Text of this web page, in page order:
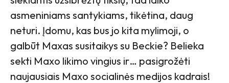
asmeniniams santykiams, tikėtina, daug
neturi. Įdomu, kas bus jo kita mylimoji, o
galbūt Maxas susitaikys su Beckie? Belieka
sekti Maxo likimo vingius ir… pasigrožėti
naujausiais Maxo socialinės medijos kadrais!